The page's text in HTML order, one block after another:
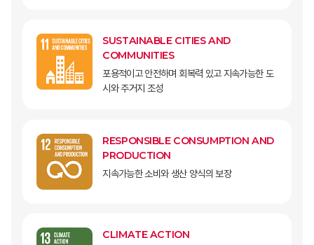
SUSTAINABLE CITIES AND
COMMUNITIES
포용적이고 안전하며 회복력 있고 지속가능한 도
시와 주거지 조성
RESPONSIBLE CONSUMPTION AND
PRODUCTION
지속가능한 소비와 생산 양식의 보장
CLIMATE ACTION